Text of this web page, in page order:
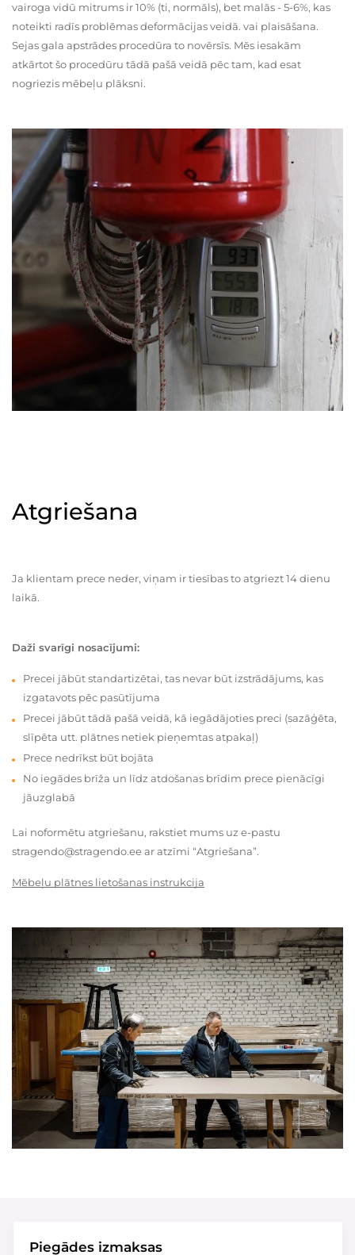
vairoga vidū mitrums ir 10% (ti, normāls), bet malās - 5-6%, kas
noteikti radīs problēmas deformācijas veidā. vai plaisāšana.
Sejas gala apstrādes procedūra to novērsīs. Mēs iesakām
atkārtot šo procedūru tādā pašā veidā pēc tam, kad esat
nogriezis mēbeļu plāksni.
Atgriešana
Ja klientam prece neder, viņam ir tiesības to atgriezt 14 dienu
laikā.
Daži svarīgi nosacījumi:
Precei jābūt standartizētai, tas nevar būt izstrādājums, kas
izgatavots pēc pasūtījuma
Precei jābūt tādā pašā veidā, kā iegādājoties preci (sazāģēta,
slīpēta utt. plātnes netiek pieņemtas atpakaļ)
Prece nedrīkst būt bojāta
No iegādes brīža un līdz atdošanas brīdim prece pienācīgi
jāuzglabā
Lai noformētu atgriešanu, rakstiet mums uz e-pastu
stragendo@stragendo.ee ar atzīmi “Atgriešana”.
Mēbeļu plātnes lietošanas instrukcija
Piegādes izmaksas